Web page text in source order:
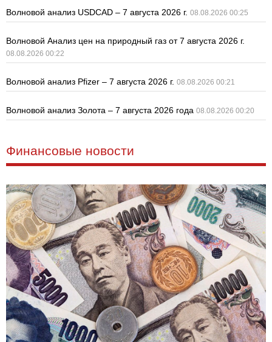
Волновой анализ USDCAD – 7 августа 2026 г. 08.08.2026 00:25
Волновой Анализ цен на природный газ от 7 августа 2026 г.
08.08.2026 00:22
Волновой анализ Pfizer – 7 августа 2026 г. 08.08.2026 00:21
Волновой анализ Золота – 7 августа 2026 года 08.08.2026 00:20
Финансовые новости